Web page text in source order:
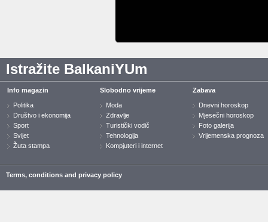
Istražite BalkaniYUm
Info magazin
Politika
Društvo i ekonomija
Sport
Svijet
Žuta stampa
Slobodno vrijeme
Moda
Zdravlje
Turistički vodič
Tehnologija
Kompjuteri i internet
Zabava
Dnevni horoskop
Mjesečni horoskop
Foto galerija
Vrijemenska prognoza
Terms, conditions and privacy policy